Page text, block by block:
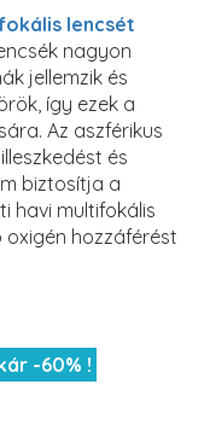
lencsét
nagyon
jellemzik és
így ezek a
Az aszférikus
és
biztosítja a
havi multifokális
oxigén hozzáférést
-60% !